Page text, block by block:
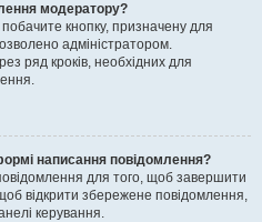
модератору?
кнопку, призначену для
адміністратором.
ряд кроків, необхідних для
написання повідомлення?
для того, щоб завершити
відкрити збережене повідомлення,
керування.